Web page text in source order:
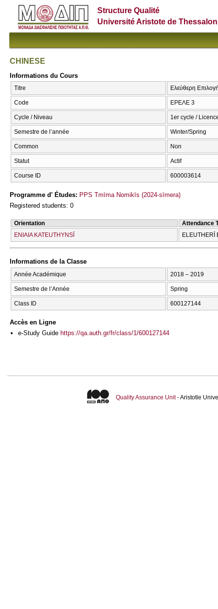
Structure Qualité
Université Aristote de
CHINESE
Informations du Cours
Titre Ελεύθερη
Code ΕΡΕΛΕ 3
Cycle / Niveau 1er cycle /
Semestre de l’année Winter/Spring
Common Non
Statut Actif
Course ID 600003614
Programme d' Études: PPS Tmīma Nomikīs (2024-sīmera)
Registered students: 0
Orientation
Attendance
ENIAIA KATEUTHYNSĪ
ELEUTHERĪ
Informations de la Classe
Année Académique 2018 – 2019
Semestre de l’Année Spring
Class ID 600127144
Accès en Ligne
e-Study Guide https://qa.auth.gr/fr/class/1/600127144
Quality Assurance Unit- Aristotle